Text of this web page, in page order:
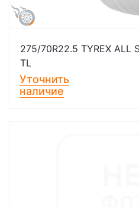
275/70R22.5 TYREX ALL
TL
Уточнить
наличие